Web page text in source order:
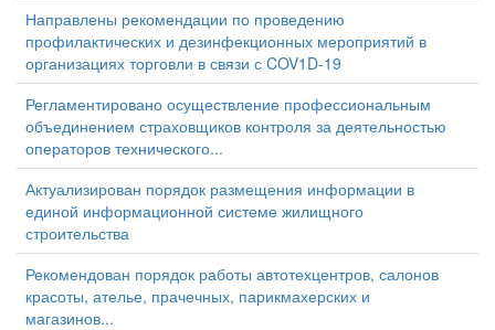
Направлены рекомендации по проведению
профилактических и дезинфекционных мероприятий в
организациях торговли в связи с COV1D-19
Регламентировано осуществление профессиональным
объединением страховщиков контроля за деятельностью
операторов технического...
Актуализирован порядок размещения информации в
единой информационной системе жилищного
строительства
Рекомендован порядок работы автотехцентров, салонов
красоты, ателье, прачечных, парикмахерских и
магазинов...